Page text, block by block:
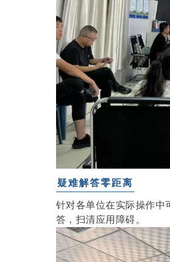
疑难解答零距离
针对各单位在实际操作中
答，扫清应用障碍。